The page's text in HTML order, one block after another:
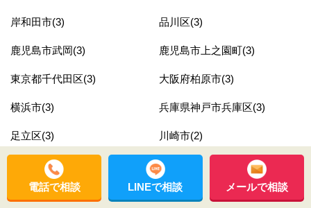
岸和田市(3) 品川区(3)
鹿児島市武岡(3) 鹿児島市上之園町(3)
東京都千代田区(3) 大阪府柏原市(3)
横浜市(3) 兵庫県神戸市兵庫区(3)
足立区(3) 川崎市(2)
千葉県松戸市(2) 神奈川県横浜市南区(2)
東京都杉並区(2) 奈良県橿原市(2)
電話で相談 LINEで相談 メールで相談